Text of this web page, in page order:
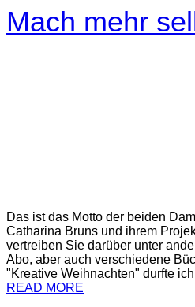
Mach mehr
Das ist das Motto der beiden
Catharina Bruns und ihrem
vertreiben Sie darüber unter
Abo, aber auch verschiedene
"Kreative Weihnachten" durfte
READ MORE